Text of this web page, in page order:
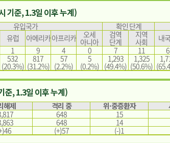
기준, 1.3일 이후 누계)
유입국가 확인 단계
유럽 아메리카아프리카 오세
아니아
검역
단계
지역
사회 내
1 9 4 0 7 11 6
532
(20.3%)
817
(31.2%)
57
(2.2%)
5
(0.2%)
1,293
(49.4%)
1,325
(50.6%)
준, 1.3일 이후 누계)
해제 격리 중 위·중증환자
648 15
648 14
(+)57 (-)1